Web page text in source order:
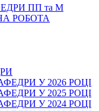
ПП та М
РОБОТА
У 2026 РОЦІ
У 2025 РОЦІ
У 2024 РОЦІ